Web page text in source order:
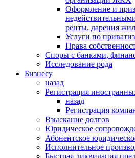
Оформление и
ренты, дарения
Услуги по
Права
Cпоры с банками,
Исследование рода
Бизнесу
назад
Регистрация
назад
Регистрация
Взыскание долгов
Юридическое
Абонентское
Исполнительное
Быстрая ликвидация